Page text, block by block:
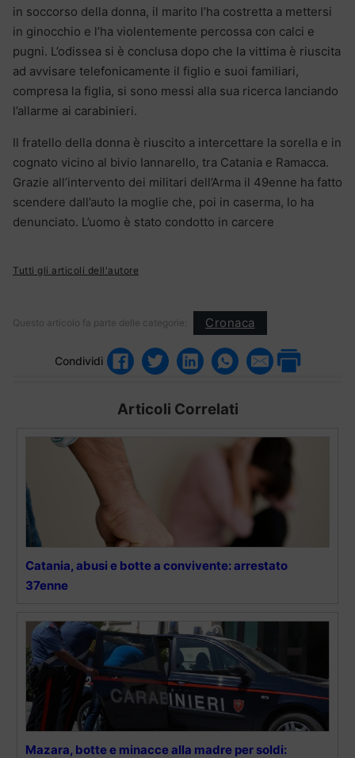
in soccorso della donna, il marito l’ha costretta a mettersi
in ginocchio e l’ha violentemente percossa con calci e
pugni. L’odissea si è conclusa dopo che la vittima è riuscita
ad avvisare telefonicamente il figlio e suoi familiari,
compresa la figlia, si sono messi alla sua ricerca lanciando
l’allarme ai carabinieri.
Il fratello della donna è riuscito a intercettare la sorella e in
cognato vicino al bivio Iannarello, tra Catania e Ramacca.
Grazie all’intervento dei militari dell’Arma il 49enne ha fatto
scendere dall’auto la moglie che, poi in caserma, lo ha
denunciato. L’uomo è stato condotto in carcere
Tutti gli articoli dell'autore
Questo articolo fa parte delle categorie: Cronaca
Condividi
Articoli Correlati
Catania, abusi e botte a convivente: arrestato
37enne
Mazara, botte e minacce alla madre per soldi: